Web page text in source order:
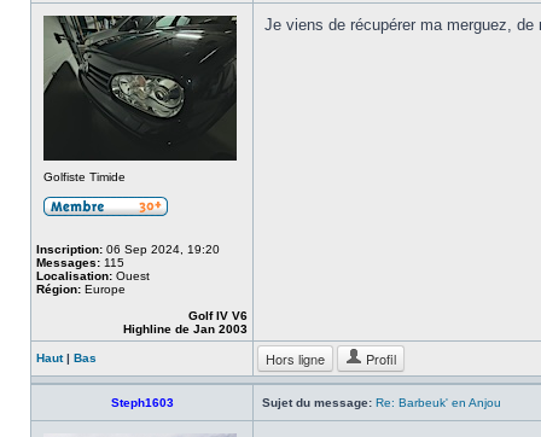
Golfiste Timide
Inscription: 06 Sep 2024, 19:20
Messages: 115
Localisation: Ouest
Région: Europe
Golf IV V6
Highline de Jan 2003
Je viens de récupérer ma merguez,
Haut| Bas Hors ligne Profil
Steph1603 Sujet du message: Re: Barbeuk' en Anjou